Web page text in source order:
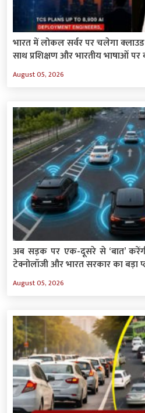
भारत में लोकल सर्वर पर चलेगा
साथ प्रशिक्षण और भारतीय भाषाओं
August 05, 2026
अब सड़क पर एक-दूसरे से ‘बात’
टेक्नोलॉजी और भारत सरकार का बड़ा
August 05, 2026